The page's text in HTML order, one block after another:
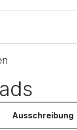
Ausschreibung